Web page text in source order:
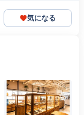
気になる